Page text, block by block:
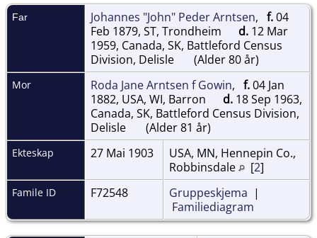
Far Johannes "John" Peder Arntsen, f.04
Feb 1879, ST, Trondheim
d. 12 Mar
1959, Canada, SK, Battleford Census
Division, Delisle
(Alder 80 år)
Mor Roda Jane Arntsen f Gowin, f.04 Jan
1882, USA, WI, Barron
d. 18 Sep 1963,
Canada, SK, Battleford Census Division,
Delisle
(Alder 81 år)
Ekteskap 27 Mai 1903
USA, MN, Hennepin Co.,
Robbinsdale
[2]
Famile ID F72548 Gruppeskjema |
Familiediagram